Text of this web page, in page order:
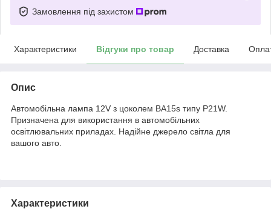
Замовлення під захистом
Характеристики Відгуки про товар Доставка
Опис
Автомобільна лампа 12V з цоколем BA15s типу P21W.
Призначена для використання в автомобільних
освітлювальних приладах. Надійне джерело світла для
вашого авто.
Характеристики